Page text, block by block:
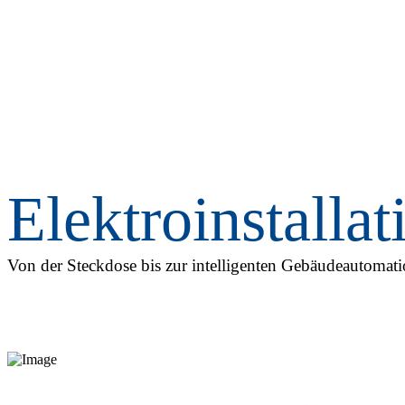
Von der Steckdose bis zur intelligenten